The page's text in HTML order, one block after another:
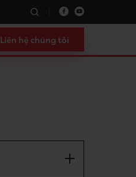
Liên hệ chúng tôi